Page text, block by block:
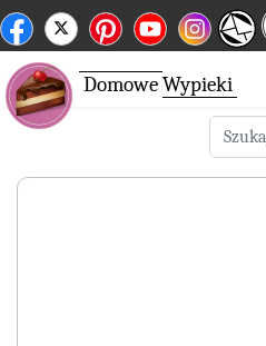
DomoweWypieki
Szukaj